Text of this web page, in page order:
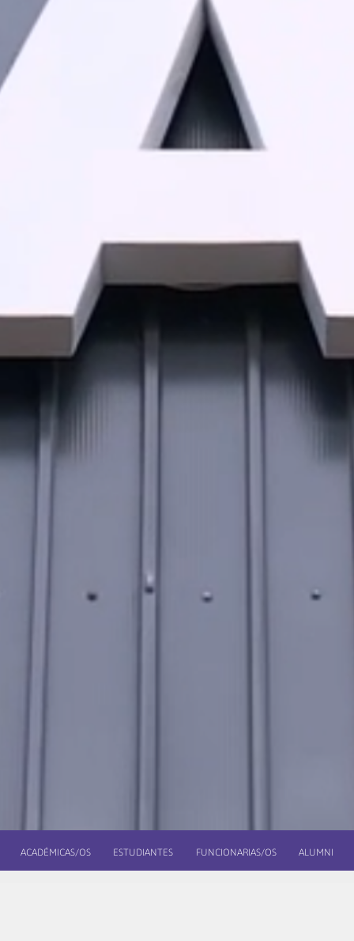
ACADÉMICAS/OS ESTUDIANTES FUNCIONARIAS/OS ALUMNI